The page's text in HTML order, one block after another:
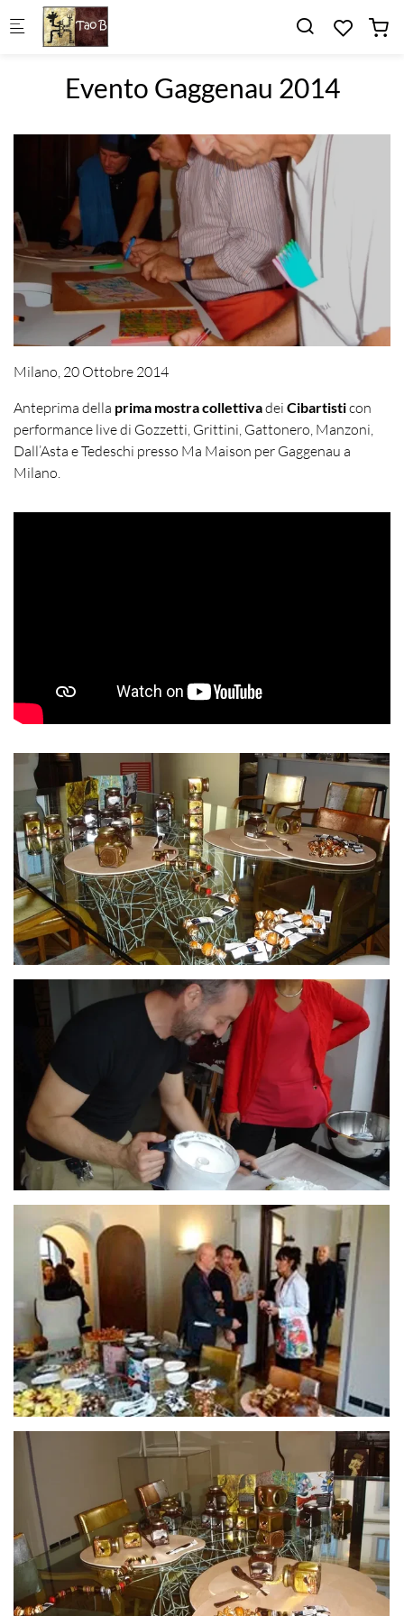
Skip to main content
Evento Gaggenau 2014
Milano, 20 Ottobre 2014
Anteprima della prima mostra collettivadei Cibartisticon
performance live di Gozzetti, Grittini, Gattonero, Manzoni,
Dall’Asta e Tedeschi presso Ma Maison per Gaggenau a
Milano.